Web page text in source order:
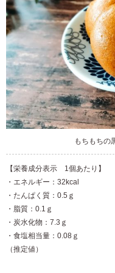
もちもちの
【栄養成分表示 1個あたり】
・エネルギー：32kcal
・たんぱく質：0.5ｇ
・脂質：0.1ｇ
・炭水化物：7.3ｇ
・食塩相当量：0.08ｇ
（推定値）